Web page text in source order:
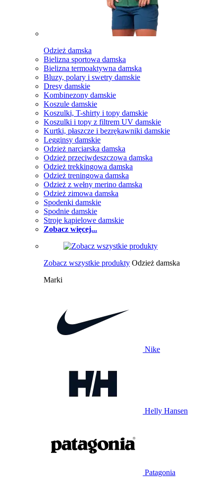
Odzież damska
Bielizna sportowa damska
Bielizna termoaktywna damska
Bluzy, polary i swetry damskie
Dresy damskie
Kombinezony damskie
Koszule damskie
Koszulki, T-shirty i topy damskie
Koszulki i topy z filtrem UV damskie
Kurtki, płaszcze i bezrękawniki damskie
Legginsy damskie
Odzież narciarska damska
Odzież przeciwdeszczowa damska
Odzież trekkingowa damska
Odzież treningowa damska
Odzież z wełny merino damska
Odzież zimowa damska
Spodenki damskie
Spodnie damskie
Stroje kąpielowe damskie
Zobacz więcej...
Zobacz wszystkie produkty Odzież damska
Marki
Nike
Helly Hansen
Patagonia